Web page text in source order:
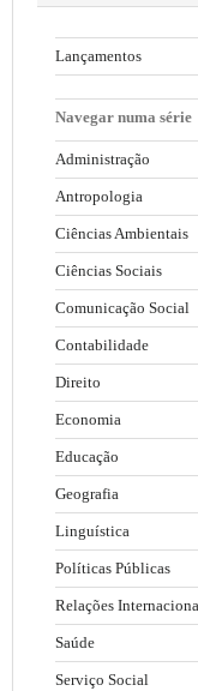
Lançamentos
Navegar numa série
Administração
Antropologia
Ciências Ambientais
Ciências Sociais
Comunicação Social
Contabilidade
Direito
Economia
Educação
Geografia
Linguística
Políticas Públicas
Relações
Saúde
Serviço Social